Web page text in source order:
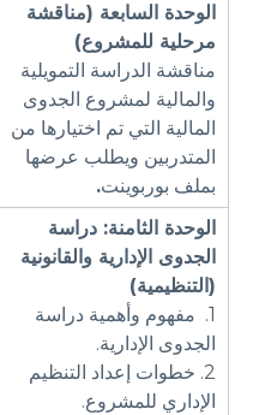
الوحدة السابعة (مناقشة
مرحلية للمشروع)
مناقشة الدراسة التمويلية
والمالية لمشروع الجدوى
المالية التي تم اختيارها من
المتدربين ويطلب عرضها
بملف بوربوينت.
الوحدة الثامنة: دراسة
الجدوى الإدارية والقانونية
(التنظيمية)
1. مفهوم وأهمية دراسة
الجدوى الإدارية.
2. خطوات إعداد التنظيم
الإداري للمشروع.